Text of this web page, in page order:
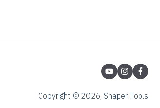
Copyright © 2026, Shaper Tools